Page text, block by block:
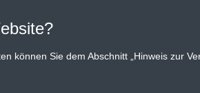
können Sie dem Abschnitt „Hinweis zur